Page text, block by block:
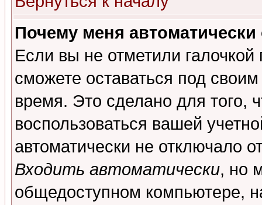
Почему меня автоматически
Если вы не отметили галочкой
сможете оставаться под
время. Это сделано для того,
воспользоваться вашей
автоматически не отключало
Входить автоматически, но
общедоступном компьютере,